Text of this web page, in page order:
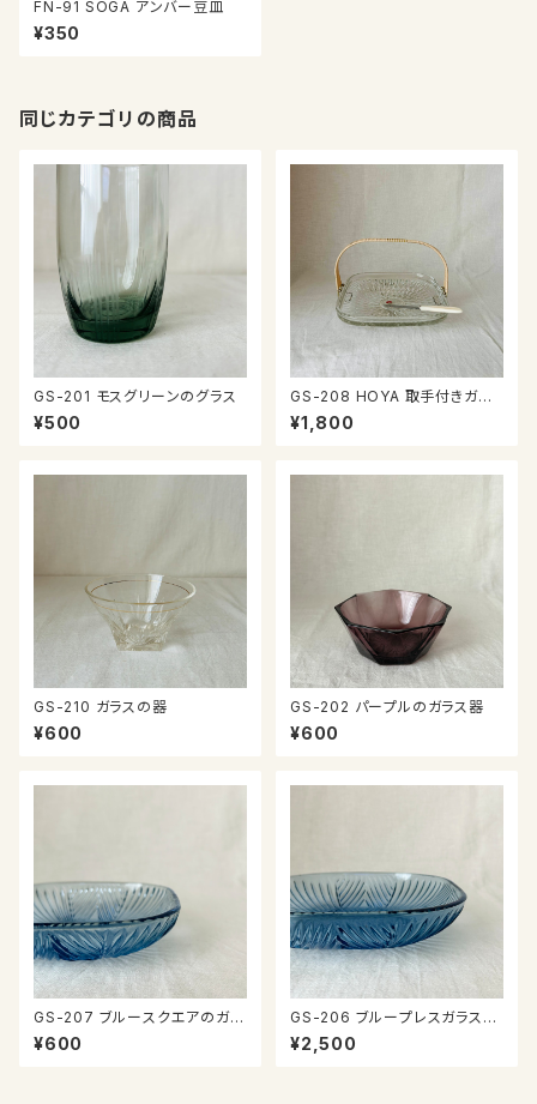
FN-91 SOGA アンバー豆皿
¥350
同じカテゴリの商品
GS-201 モスグリーンのグラス
¥500
GS-208 HOYA 取手付きガラ
ス皿
¥1,800
GS-210 ガラスの器
¥600
GS-202 パープルのガラス器
¥600
GS-207 ブルースクエアのガラ
ス器
¥600
GS-206 ブループレスガラスの
器
¥2,500